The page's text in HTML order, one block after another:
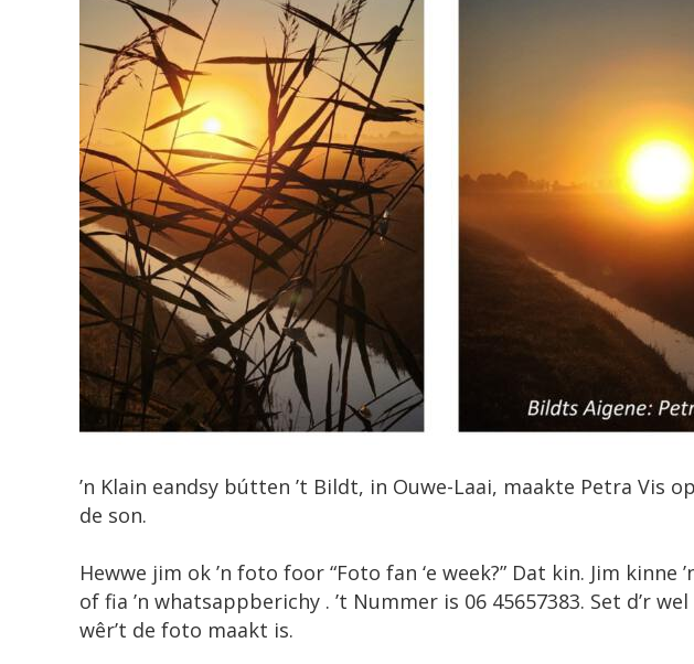
’n Klain eandsy bútten ’t Bildt, in Ouwe-Laai, maakte Petra Vis
de son.
Hewwe jim ok ’n foto foor “Foto fan ‘e week?” Dat kin. Jim
of fia ’n whatsappberichy . ’t Nummer is 06 45657383. Set d’r
wêr’t de foto maakt is.